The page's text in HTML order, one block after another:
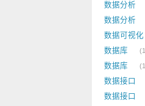
数据分析
数据分析
数据可视化
数据库 1
数据库 1
数据接口
数据接口